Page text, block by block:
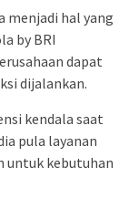
menjadi hal yang
by BRI
dapat
dijalankan.
kendala saat
pula layanan
untuk kebutuhan